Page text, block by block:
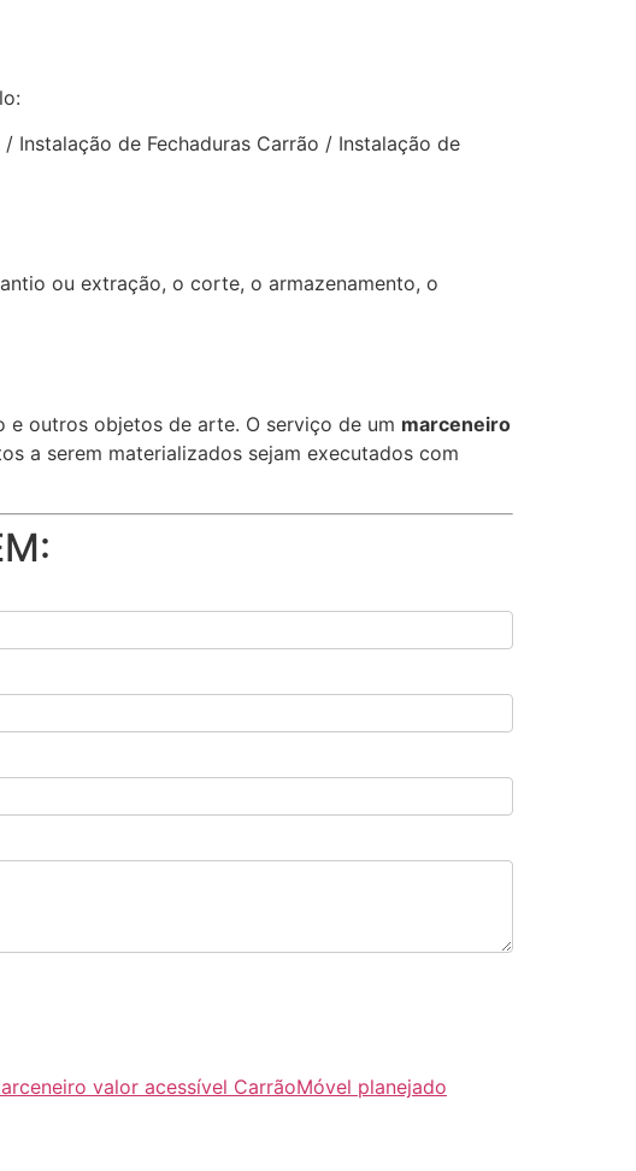
Instalação de Fechaduras Carrão / Instalação de
ou extração, o corte, o armazenamento, o
e outros objetos de arte. O serviço de um marceneiro
a serem materializados sejam executados com
valor acessível CarrãoMóvel planejado